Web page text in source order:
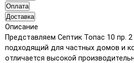
Оплата
Доставка
Описание
Представляем Септик Топас 10 пр.
подходящий для частных домов и
отличается высокой